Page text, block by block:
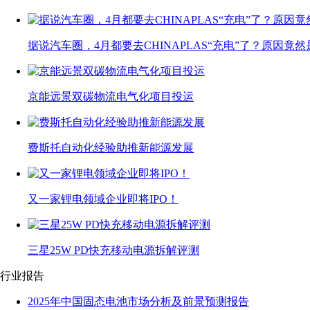
据说汽车圈，4月都要去CHINAPLAS“充电”了？原因竟
京能远景双碳物流电气化项目投运
费斯托自动化经验助推新能源发展
又一家锂电领域企业即将IPO！
三星25W PD快充移动电源拆解评测
行业报告
2025年中国固态电池市场分析及前景预测报告